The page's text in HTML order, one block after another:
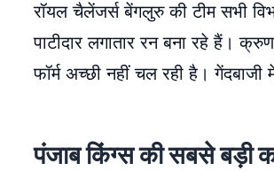
रॉयल चैलेंजर्स बेंगलुरु की टीम सभी
पाटीदार लगातार रन बना रहे हैं।
फॉर्म अच्छी नहीं चल रही है।
पंजाब किंग्स की सबसे बड़ी